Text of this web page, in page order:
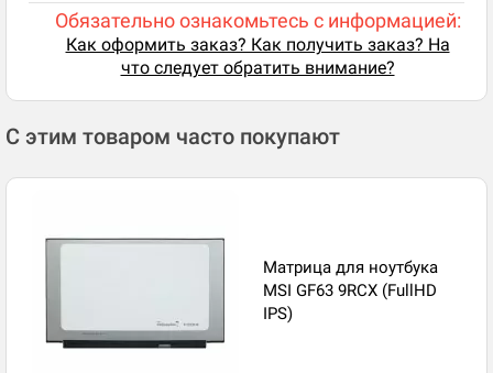
Обязательно ознакомьтесь с информацией:
Как оформить заказ? Как получить заказ? На
что следует обратить внимание?
С этим товаром часто покупают
Матрица для ноутбука
MSI GF63 9RCX (FullHD
IPS)